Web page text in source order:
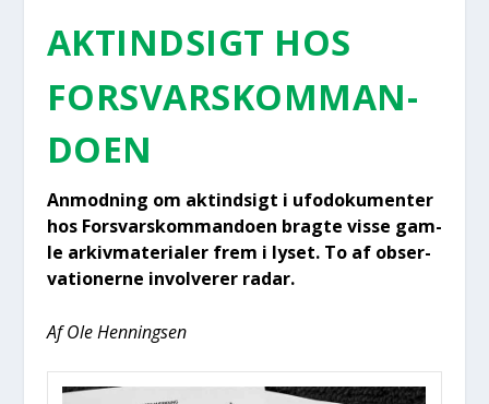
AKTIND­SIGT HOS
FOR­SVARSKOM­MAN­
DO­EN
Anmod­ning om aktind­sigt i ufo­do­ku­men­ter
hos For­svarskom­man­do­en brag­te vis­se gam­
le arkiv­ma­te­ri­a­ler frem i lyset. To af obser­
va­tio­ner­ne invol­ve­rer radar.
Af Ole Hen­nings­en